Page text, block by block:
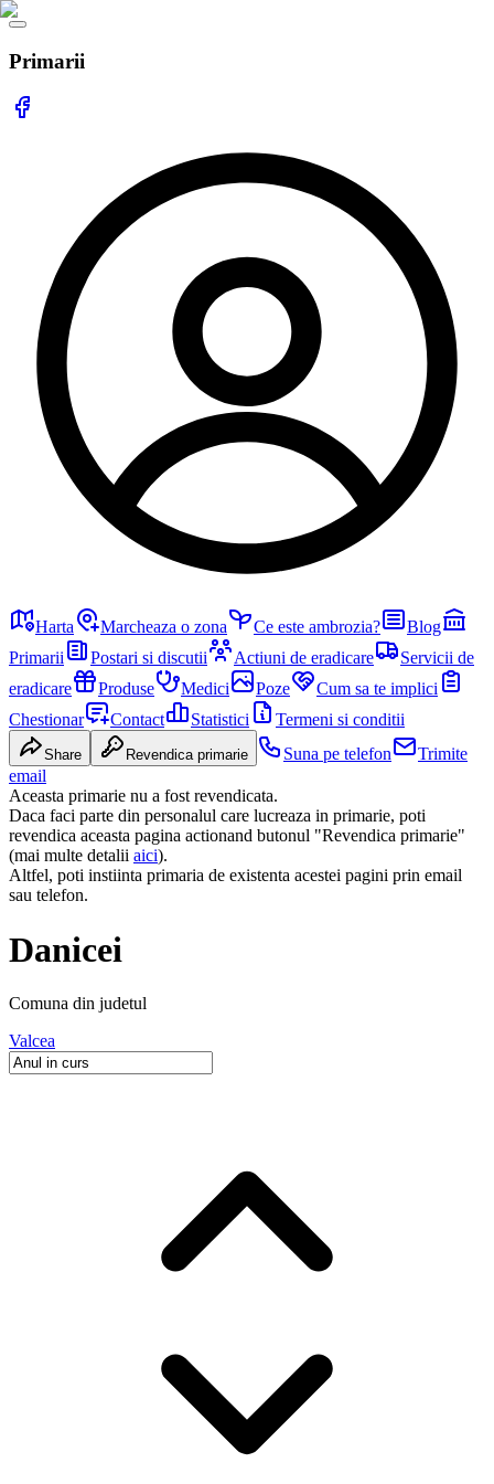
Primarii
Harta Marcheaza o zona Ce este ambrozia?
Blog
Primarii
Postari si discutii Actiuni de eradicare
Servicii de
eradicare
Produse Medici Poze
Cum sa te implici
Chestionar
Contact Statistici Termeni si conditii
Share Revendica primarie Suna pe telefon
Trimite
email
Aceasta primarie nu a fost revendicata.
Daca faci parte din personalul care lucreaza in primarie, poti
revendica aceasta pagina actionand butonul "Revendica primarie"
(mai multe detalii aici).
Altfel, poti instiinta primaria de existenta acestei pagini prin email
sau telefon.
Danicei
Comuna din judetul
Valcea